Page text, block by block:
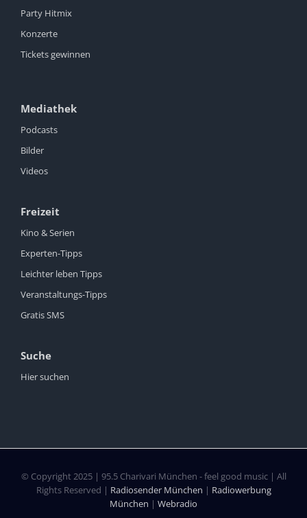
Party Hitmix
Konzerte
Tickets gewinnen
Mediathek
Podcasts
Bilder
Videos
Freizeit
Kino & Serien
Experten-Tipps
Leichter leben Tipps
Veranstaltungs-Tipps
Gratis SMS
Suche
Hier suchen
© Copyright 2025 | 95.5 Charivari München - feel good music | All
Rights Reserved | Radiosender München | Radiowerbung
München | Webradio